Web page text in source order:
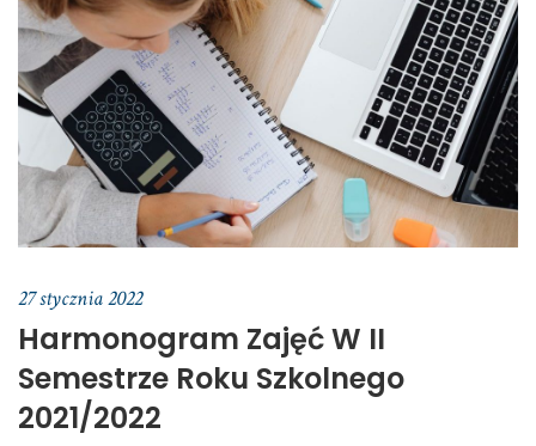
27 stycznia 2022
Harmonogram Zajęć W II
Semestrze Roku Szkolnego
2021/2022